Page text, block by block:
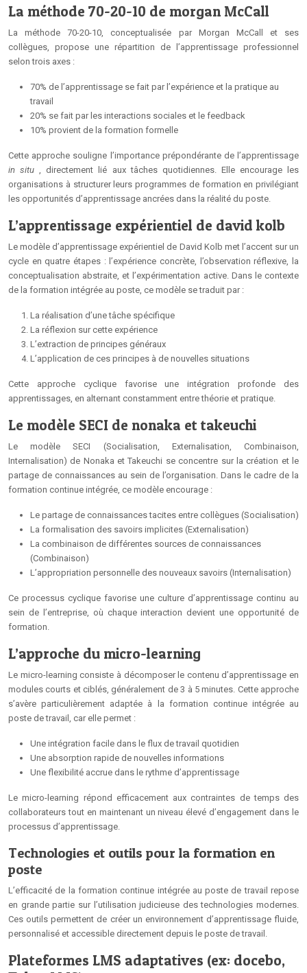
La méthode 70-20-10 de morgan McCall
La méthode 70-20-10, conceptualisée par Morgan McCall et ses
collègues, propose une répartition de l’apprentissage professionnel
selon trois axes :
70% de l’apprentissage se fait par l’expérience et la pratique au
travail
20% se fait par les interactions sociales et le feedback
10% provient de la formation formelle
Cette approche souligne l’importance prépondérante de l’apprentissage
in situ, directement lié aux tâches quotidiennes. Elle encourage les
organisations à structurer leurs programmes de formation en privilégiant
les opportunités d’apprentissage ancrées dans la réalité du poste.
L’apprentissage expérientiel de david kolb
Le modèle d’apprentissage expérientiel de David Kolb met l’accent sur un
cycle en quatre étapes : l’expérience concrète, l’observation réflexive, la
conceptualisation abstraite, et l’expérimentation active. Dans le contexte
de la formation intégrée au poste, ce modèle se traduit par :
La réalisation d’une tâche spécifique
La réflexion sur cette expérience
L’extraction de principes généraux
L’application de ces principes à de nouvelles situations
Cette approche cyclique favorise une intégration profonde des
apprentissages, en alternant constamment entre théorie et pratique.
Le modèle SECI de nonaka et takeuchi
Le modèle SECI (Socialisation, Externalisation, Combinaison,
Internalisation) de Nonaka et Takeuchi se concentre sur la création et le
partage de connaissances au sein de l’organisation. Dans le cadre de la
formation continue intégrée, ce modèle encourage :
Le partage de connaissances tacites entre collègues (Socialisation)
La formalisation des savoirs implicites (Externalisation)
La combinaison de différentes sources de connaissances
(Combinaison)
L’appropriation personnelle des nouveaux savoirs (Internalisation)
Ce processus cyclique favorise une culture d’apprentissage continu au
sein de l’entreprise, où chaque interaction devient une opportunité de
formation.
L’approche du micro-learning
Le micro-learning consiste à décomposer le contenu d’apprentissage en
modules courts et ciblés, généralement de 3 à 5 minutes. Cette approche
s’avère particulièrement adaptée à la formation continue intégrée au
poste de travail, car elle permet :
Une intégration facile dans le flux de travail quotidien
Une absorption rapide de nouvelles informations
Une flexibilité accrue dans le rythme d’apprentissage
Le micro-learning répond efficacement aux contraintes de temps des
collaborateurs tout en maintenant un niveau élevé d’engagement dans le
processus d’apprentissage.
Technologies et outils pour la formation en
poste
L’efficacité de la formation continue intégrée au poste de travail repose
en grande partie sur l’utilisation judicieuse des technologies modernes.
Ces outils permettent de créer un environnement d’apprentissage fluide,
personnalisé et accessible directement depuis le poste de travail.
Plateformes LMS adaptatives (ex: docebo,